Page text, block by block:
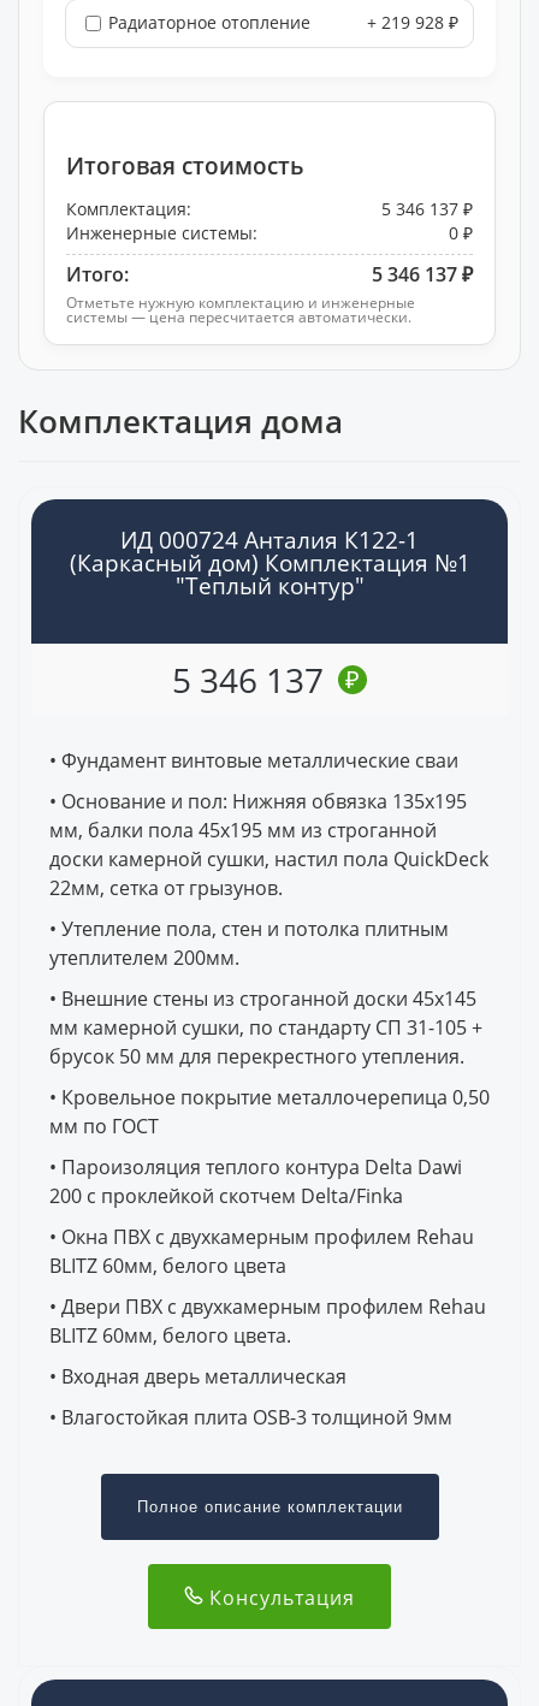
Радиаторное отопление + 219 928 ₽
Итоговая стоимость
Комплектация:
5 346 137 ₽
Инженерные системы:
0 ₽
Итого: 5 346 137 ₽
Отметьте нужную комплектацию и инженерные
системы — цена пересчитается автоматически.
Комплектация дома
ИД 000724 Анталия К122-1
(Каркасный дом) Комплектация №1
"Теплый контур"
5 346 137 ₽
• Фундамент винтовые металлические сваи
• Основание и пол: Нижняя обвязка 135х195
мм, балки пола 45х195 мм из строганной
доски камерной сушки, настил пола QuickDeck
22мм, сетка от грызунов.
• Утепление пола, стен и потолка плитным
утеплителем 200мм.
• Внешние стены из строганной доски 45х145
мм камерной сушки, по стандарту СП 31-105 +
брусок 50 мм для перекрестного утепления.
• Кровельное покрытие металлочерепица 0,50
мм по ГОСТ
• Пароизоляция теплого контура Delta Dawi
200 с проклейкой скотчем Delta/Finka
• Окна ПВХ с двухкамерным профилем Rehau
BLITZ 60мм, белого цвета
• Двери ПВХ с двухкамерным профилем Rehau
BLITZ 60мм, белого цвета.
• Входная дверь металлическая
• Влагостойкая плита OSB-3 толщиной 9мм
Полное описание комплектации
Подготовка и проверка качества
тепловизором
Геотехнические изыскания методом
Консультация